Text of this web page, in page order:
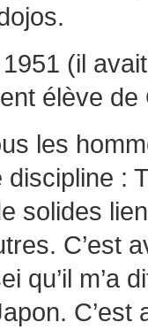
(il
élève
les
discipline :
solides
C’est
qu’il m’a
C’est